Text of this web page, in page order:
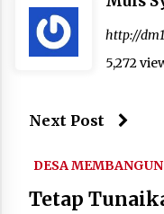
http://
5,272
Next Post
DESA MEMBANGUN
Tetap